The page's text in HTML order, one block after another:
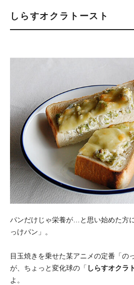
しらすオクラトースト
パンだけじゃ栄養が…と思い始めた方
っけパン」。
目玉焼きを乗せた某アニメの定番「の
が、ちょっと変化球の「 しらすオクラ
よ。